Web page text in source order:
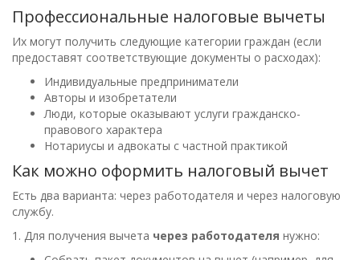
Профессиональные налоговые вычеты
Их могут получить следующие категории граждан (если
предоставят соответствующие документы о расходах):
Индивидуальные предприниматели
Авторы и изобретатели
Люди, которые оказывают услуги гражданско-
правового характера
Нотариусы и адвокаты с частной практикой
Как можно оформить налоговый вычет
Есть два варианта: через работодателя и через налоговую
службу.
1. Для получения вычета через работодателя нужно: